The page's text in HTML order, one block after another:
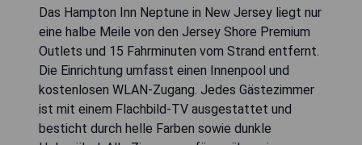
Das Hampton Inn Neptune in New Jersey liegt nur
eine halbe Meile von den Jersey Shore Premium
Outlets und 15 Fahrminuten vom Strand entfernt.
Die Einrichtung umfasst einen Innenpool und
kostenlosen WLAN-Zugang. Jedes Gästezimmer
ist mit einem Flachbild-TV ausgestattet und
besticht durch helle Farben sowie dunkle